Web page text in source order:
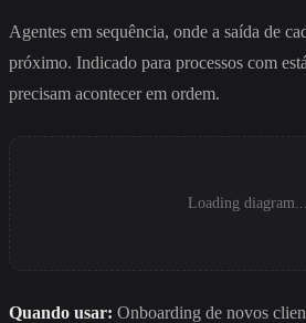
Agentes em sequência, onde a saída de
próximo. Indicado para processos com
precisam acontecer em ordem.
Loading diagram...
Quando usar: Onboarding de novos